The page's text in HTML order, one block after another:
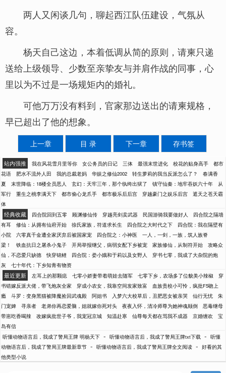
两人又闲谈几句，聊起西江队伍建设，气氛从
容。
杨天自己这边，本着低调从简的原则，请柬只递
送给上级领导、少数至亲挚友与并肩作战的同事，心
里以为不过是一场规矩内的婚礼。
可他万万没有料到，官家那边送出的请柬规格，
早已超出了他的想象。
上一章 目 录 下一章 存书签
站内强推 我在风花雪月里等你 女公务员的日记 三体 最强末世进化 校花的贴身高手
都市
花语
肥水不流外人田 我的总裁老妈 华娱之修仙2002 转生萝莉的我当反派怎么了？
春满香
夏
末世降临：18楼全员恶人 玄幻：天牢三年，那个纨绔出狱了 镇守仙秦：地牢吞妖六十年
从
军行
重生之桃李满天下 都市偷心龙爪手 都市极乐后后宫 穿越豪门之娱乐后宫
遮天之苍天霸
体
经典收藏 四合院回到五零 顾渊修仙传 穿越亮剑卖武器 民国游骑我要做好人
四合院之隔墙
有耳
修仙：从拥有仙府开始 徐氏家族，符道求长生 四合院之大时代之下
四合院：我在隔壁有
小院
六零真千金遭全家厌弃后被国家宠 四合院之：小神医
一人，一剑，一族，筑人族脊
梁！
铁血抗日之屠杀小鬼子 开局举报继父，病弱女配下乡被宠 家族修仙，从制符开始
攻略众
仙，不恋爱只缺德
快穿锦鲤 四合院：娄小娥和于莉以及女野人
穿书七零，我成了大杂院的炮
灰
七十年代：下乡知青有物资
最近更新 左耳上的那颗痣 七零小娇妻带着萌娃去随军 七零下乡，农场多了位貌美小辣椒
穿
书错嫁反派大佬，带飞炮灰全家
穿成小农女，我靠空间发家致富
血族贵校小可怜，疯批F5吻上
瘾
斗罗：变身黑猫被降魔捡回武魂殿 阿姐书 入梦六大校草后，丑肥恶女被亲哭 仙行无忧
朱
门宠婢
寻亲者 老弟你再恋爱脑，姐就嫁你死对头 夜夜入怀，清冷师尊为她神魂颠倒
恶毒继母
带崽吃香喝辣
改嫁疯批世子爷，我宠冠京城 知温赴寒 仙尊每天都在骂我不成器 京婚缠欢
宝
岛有信
听懂动物语言后，我成了警局王牌 明杨天下 - 听懂动物语言后，我成了警局王牌txt下载 - 听懂
动物语言后，我成了警局王牌最新章节 - 听懂动物语言后，我成了警局王牌全文阅读 - 好看的其
他类型小说